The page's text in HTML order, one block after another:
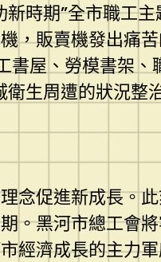
期”全市職工主
，販賣機發出痛
屋、勞模書架
生周遭的狀況
進新成長。此
。黑河市總工會
經濟成長的主力